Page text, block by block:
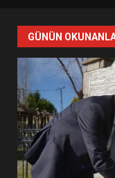
7
1
GÜNÜN